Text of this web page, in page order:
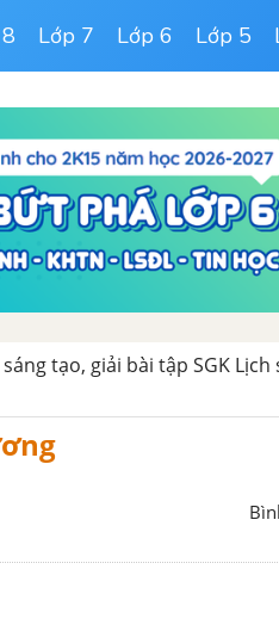
Lớp 7 Lớp 6 Lớp 5
tạo, giải bài tập SGK